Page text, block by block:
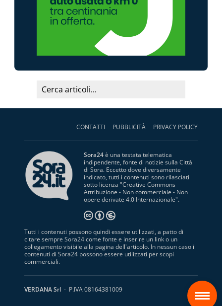
CONTATTI PUBBLICITÀ PRIVACY POLICY
Sora24è una testata telematica
indipendente, fonte di notizie sulla Città
di Sora. Eccetto dove diversamente
indicato, tutti i contenuti sono rilasciati
sotto licenza "Creative Commons
Attribuzione - Non commerciale - Non
opere derivate 4.0 Internazionale".
Tutti i contenuti possono quindi essere utilizzati, a patto di
citare sempre Sora24 come fonte e inserire un link o un
collegamento visibile alla pagina dell'articolo. In nessun caso i
contenuti di Sora24 possono essere utilizzati per scopi
commerciali.
VERDANA Srl - P.IVA 08164381009